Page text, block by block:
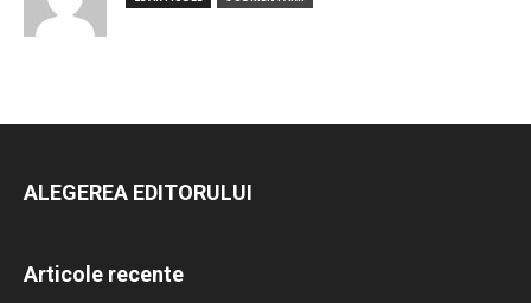
ALEGEREA EDITORULUI
Articole recente